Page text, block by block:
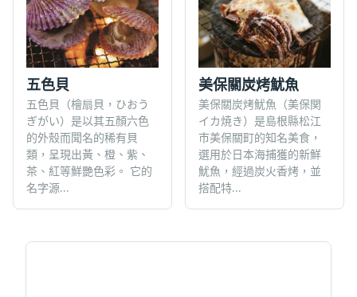
五色貝
五色貝（檜扇貝，ひおう
ぎがい）是以其五顏六色
的外殼而聞名的稀有貝
類，呈現出黃、橙、紫、
茶、紅等鮮艷色彩。 它的
名字源...
美保關炭烤魷魚
美保關炭烤魷魚（美保関
イカ焼き）是島根縣松江
市美保關町的知名美食，
選用於日本海捕獲的新鮮
魷魚，經過炭火香烤，並
搭配特...